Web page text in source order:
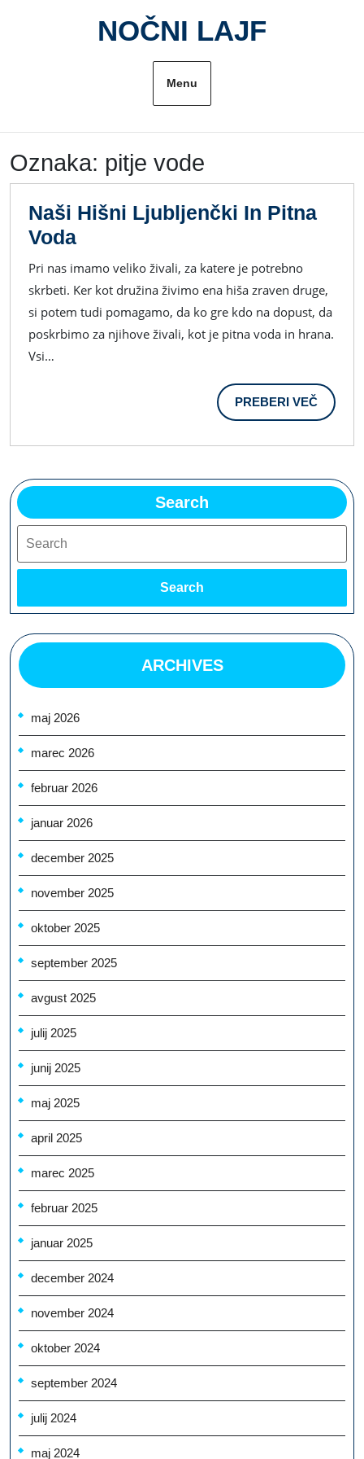
NOČNI LAJF
Menu
Oznaka: pitje vode
Naši Hišni Ljubljenčki In Pitna
VodaNaši
Hišni
Ljubljenčki
In
Pitna
Pri nas imamo veliko živali, za katere je potrebno
skrbeti. Ker kot družina živimo ena hiša zraven druge,
si potem tudi pomagamo, da ko gre kdo na dopust, da
poskrbimo za njihove živali, kot je pitna voda in hrana.
Vsi…
PREBERI VEČ
VEČ
Search
Search
ARCHIVES
maj 2026
marec 2026
februar 2026
januar 2026
december 2025
november 2025
oktober 2025
september 2025
avgust 2025
julij 2025
junij 2025
maj 2025
april 2025
marec 2025
februar 2025
januar 2025
december 2024
november 2024
oktober 2024
september 2024
julij 2024
maj 2024